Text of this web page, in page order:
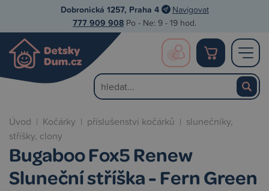
Dobronická 1257, Praha 4 Navigovat
777 909 908 Po - Ne: 9 - 19 hod.
Úvod | Kočárky | příslušenství kočárků | slunečníky,
stříšky, clony
Bugaboo Fox5 Renew
Sluneční stříška - Fern Green